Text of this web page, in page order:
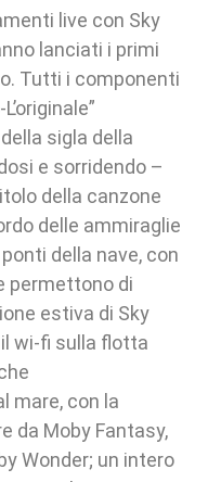
live con Sky
lanciati i primi
Tutti i componenti
sigla della
e sorridendo –
della canzone
delle ammiraglie
della nave, con
permettono di
estiva di Sky
wi-fi sulla flotta
mare, con la
da Moby Fantasy,
Wonder; un intero